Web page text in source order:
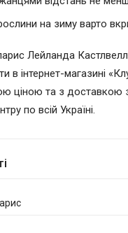
на зиму варто
Лейланда
в інтернет-магазині
ціною та з доставкою
по всій Україні.